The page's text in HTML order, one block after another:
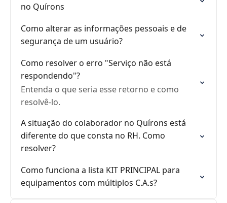
no Quírons
Como alterar as informações pessoais e de
segurança de um usuário?
Como resolver o erro "Serviço não está
respondendo"?
Entenda o que seria esse retorno e como
resolvê-lo.
A situação do colaborador no Quírons está
diferente do que consta no RH. Como
resolver?
Como funciona a lista KIT PRINCIPAL para
equipamentos com múltiplos C.A.s?